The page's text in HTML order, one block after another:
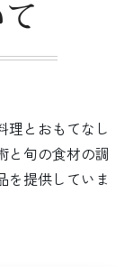
理とおもてなし
と旬の食材の調
を提供していま